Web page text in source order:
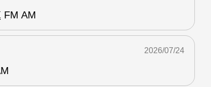
FM AM
2026/07/24